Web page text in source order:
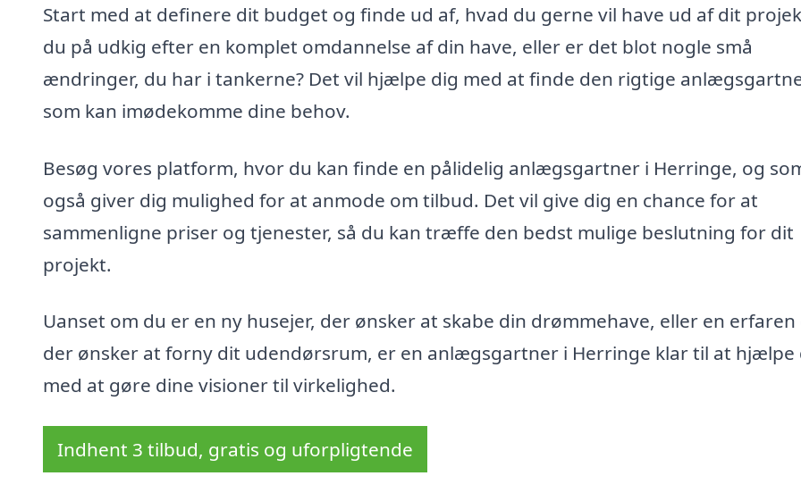
Start med at definere dit budget og finde ud af, hvad du gerne vil have ud af dit
du på udkig efter en komplet omdannelse af din have, eller er det blot nogle små
ændringer, du har i tankerne? Det vil hjælpe dig med at finde den rigtige
som kan imødekomme dine behov.
Besøg vores platform, hvor du kan finde en pålidelig anlægsgartner i Herringe, og
også giver dig mulighed for at anmode om tilbud. Det vil give dig en chance for at
sammenligne priser og tjenester, så du kan træffe den bedst mulige beslutning for dit
projekt.
Uanset om du er en ny husejer, der ønsker at skabe din drømmehave, eller en erfaren
der ønsker at forny dit udendørsrum, er en anlægsgartner i Herringe klar til at hjælpe
med at gøre dine visioner til virkelighed.
Indhent 3 tilbud, gratis og uforpligtende